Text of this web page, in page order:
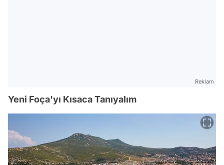
Reklam
Yeni Foça'yı Kısaca Tanıyalım